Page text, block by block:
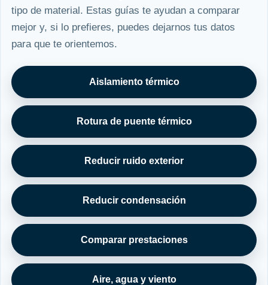
tipo de material. Estas guías te ayudan a comparar
mejor y, si lo prefieres, puedes dejarnos tus datos
para que te orientemos.
Aislamiento térmico
Rotura de puente térmico
Reducir ruido exterior
Reducir condensación
Comparar prestaciones
Aire, agua y viento